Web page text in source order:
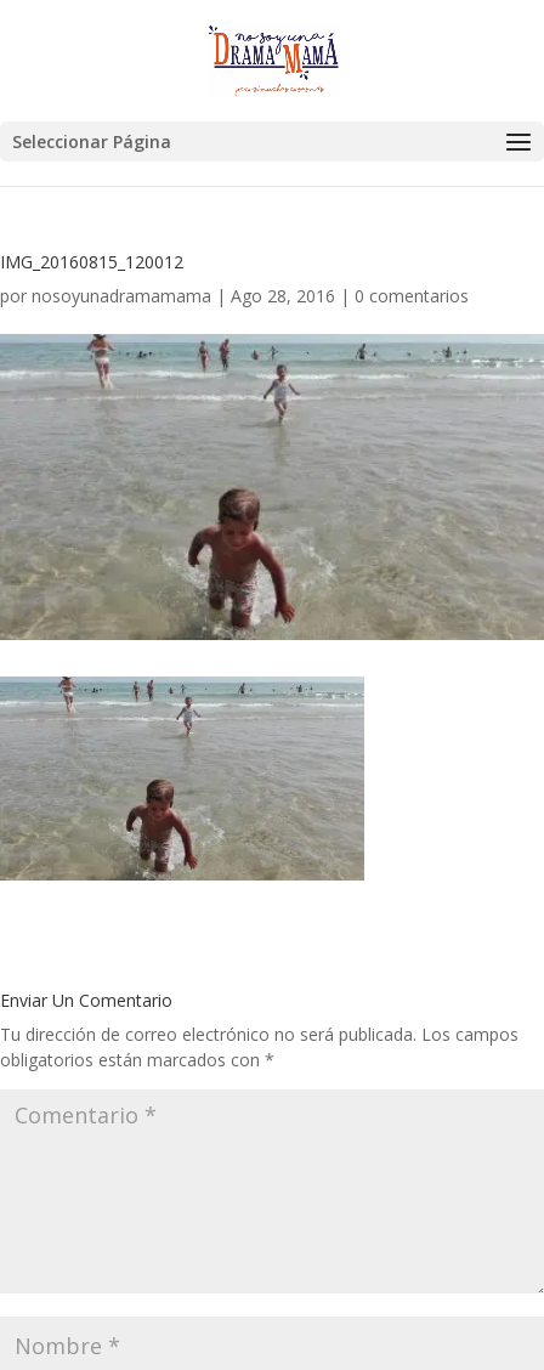
Seleccionar Página
IMG_20160815_120012
por nosoyunadramamama | Ago 28, 2016 | 0 comentarios
Enviar Un Comentario
Tu dirección de correo electrónico no será publicada. Los campos
obligatorios están marcados con *